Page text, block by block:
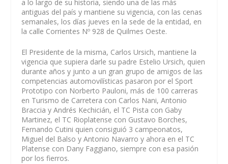
a lo largo de su historia, siendo una de las más
antiguas del país y mantiene su vigencia, con las cenas
semanales, los días jueves en la sede de la entidad, en
la calle Corrientes Nº 928 de Quilmes Oeste.
El Presidente de la misma, Carlos Ursich, mantiene la
vigencia que supiera darle su padre Estelio Ursich, quien
durante años y junto a un gran grupo de amigos de las
competencias automovilísticas pasaron por el Sport
Prototipo con Norberto Pauloni, más de 100 carreras
en Turismo de Carretera con Carlos Nani,Antonio
Braccia y Andrés Kechicián, el TC Pista con Gaby
Martinez, el TC Rioplatense con Gustavo Borches,
Fernando Cutini quien consiguió 3 campeonatos,
Miguel del Balso y Antonio Navarro y ahora en el TC
Platense con Dany Faggiano, siempre con esa pasión
por los fierros.